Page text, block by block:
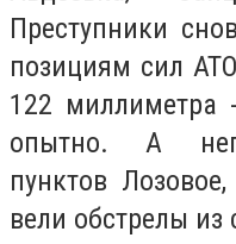
Преступники
позициям сил
122 миллиметра
опытно. А
пунктов
вели обстрелы из